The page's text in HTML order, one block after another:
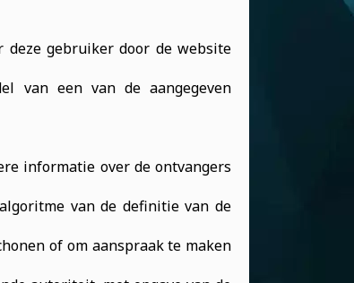
deze gebruiker door de website
van een van de aangegeven
informatie over de ontvangers
van de definitie van de
of om aanspraak te maken